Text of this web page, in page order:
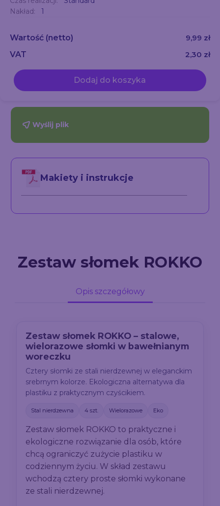
Nakład:
1
Wartość (netto)
9,99 zł
VAT
2,30 zł
Dodaj do koszyka
Wyślij plik
Makiety i instrukcje
Zestaw słomek ROKKO
Opis szczegółowy
Zestaw słomek ROKKO – stalowe,
wielorazowe słomki w bawełnianym
woreczku
Cztery słomki ze stali nierdzewnej w eleganckim
srebrnym kolorze. Ekologiczna alternatywa dla
plastiku z praktycznym czyścikiem.
Stal nierdzewna 4 szt. Wielorazowe Eko
Zestaw słomek ROKKO to praktyczne i
ekologiczne rozwiązanie dla osób, które
chcą ograniczyć zużycie plastiku w
codziennym życiu. W skład zestawu
wchodzą cztery proste słomki wykonane
ze stali nierdzewnej.